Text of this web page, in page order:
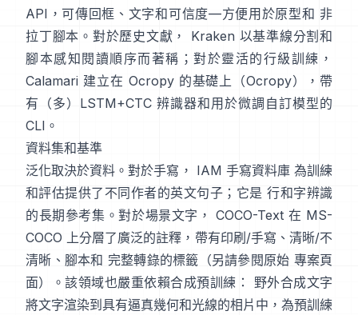
API，可傳回框、文字和可信度—方便用於原型和 非
拉丁腳本。對於歷史文獻，
Kraken 以基準線分割和
腳本感知閱讀順序而著稱；對於靈活的行級訓練，
Calamari 建立在 Ocropy 的基礎上（Ocropy），帶
有（多）LSTM+CTC 辨識器和用於微調自訂模型的
CLI。
資料集和基準
泛化取決於資料。對於手寫， IAM 手寫資料庫 為訓練
和評估提供了不同作者的英文句子；它是 行和字辨識
的長期參考集。對於場景文字，
COCO-Text 在 MS-
COCO 上分層了廣泛的註釋，帶有印刷/手寫、清晰/不
清晰、腳本和 完整轉錄的標籤（另請參閱原始 專案頁
面）。該領域也嚴重依賴合成預訓練：
野外合成文字
將文字渲染到具有逼真幾何和光線的相片中，為預訓練